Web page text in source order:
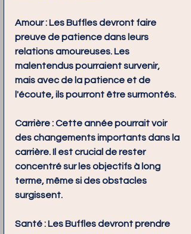
Amour : Les Buffles devront faire
preuve de patience dans leurs
relations amoureuses. Les
malentendus pourraient survenir,
mais avec de la patience et de
l'écoute, ils pourront être surmontés.
Carrière : Cette année pourrait voir
des changements importants dans la
carrière. Il est crucial de rester
concentré sur les objectifs à long
terme, même si des obstacles
surgissent.
Santé : Les Buffles devront prendre